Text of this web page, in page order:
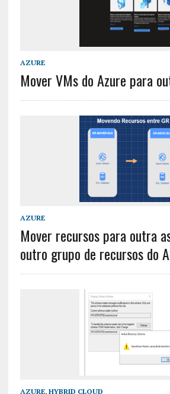
AZURE
Mover VMs do Azure para
AZURE
Mover recursos para outra
outro grupo de recursos do
AZURE, HYBRID CLOUD